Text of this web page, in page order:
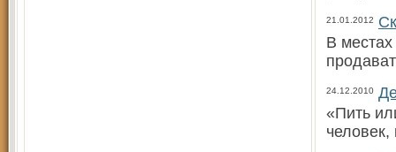
21.01.2012
В местах
24.12.2010
«Пить